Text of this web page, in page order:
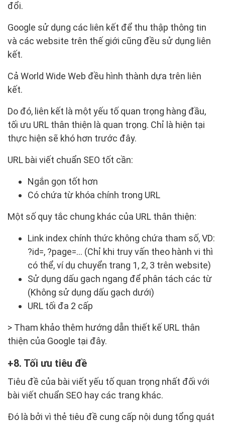
đổi.
Google sử dụng các liên kết để thu thập thông tin
và các website trên thế giới cũng đều sử dụng liên
kết.
Cả World Wide Web đều hình thành dựa trên liên
kết.
Do đó, liên kết là một yếu tố quan trọng hàng đầu,
tối ưu URL thân thiện là quan trọng. Chỉ là hiện tại
thực hiện sẽ khó hơn trước đây.
URL bài viết chuẩn SEO tốt cần:
Ngắn gọn tốt hơn
Có chứa từ khóa chính trong URL
Một số quy tắc chung khác của URL thân thiện:
Link index chính thức không chứa tham số, VD:
?id=, ?page=… (Chỉ khi truy vấn theo hành vi thì
có thể, ví dụ chuyển trang 1, 2, 3 trên website)
Sử dụng dấu gạch ngang để phân tách các từ
(Không sử dụng dấu gạch dưới)
URL tối đa 2 cấp
> Tham khảo thêm hướng dẫn thiết kế URL thân
thiện của Google tại đây.
8. Tối ưu tiêu đề
Tiêu đề của bài viết yếu tố quan trọng nhất đối với
bài viết chuẩn SEO hay các trang khác.
Đó là bởi vì thẻ tiêu đề cung cấp nội dung tổng quát